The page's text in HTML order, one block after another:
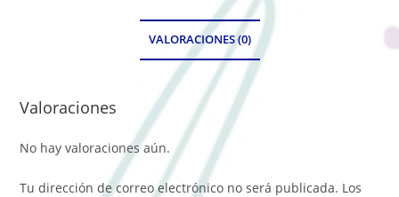
VALORACIONES (0)
Valoraciones
No hay valoraciones aún.
Tu dirección de correo electrónico no será publicada. Los